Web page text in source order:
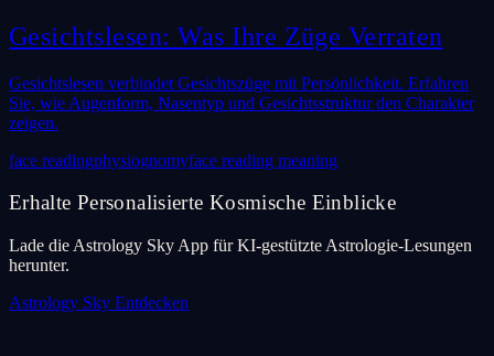
Gesichtslesen: Was Ihre Züge Verraten
Gesichtslesen verbindet Gesichtszüge mit Persönlichkeit. Erfahren
Sie, wie Augenform, Nasentyp und Gesichtsstruktur den Charakter
zeigen.
face readingphysiognomyface reading meaning
Erhalte Personalisierte Kosmische Einblicke
Lade die Astrology Sky App für KI-gestützte Astrologie-Lesungen
herunter.
Astrology Sky Entdecken